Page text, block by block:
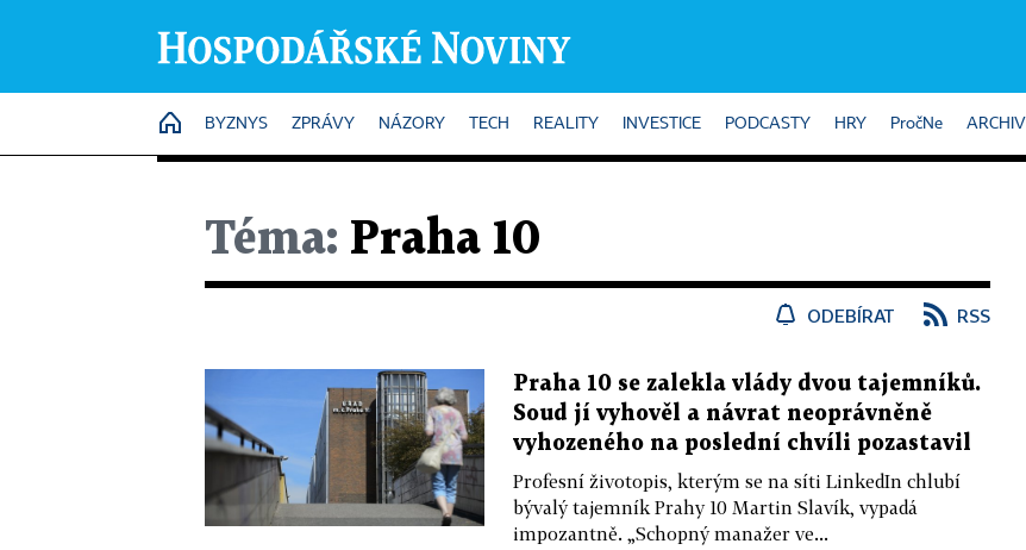
HOME
BYZNYS ZPRÁVY NÁZORY TECH REALITY INVESTICE PODCASTY HRY PročNe ARCHIV
Téma: Praha 10
ODEBÍRAT RSS
Praha 10 se zalekla vlády dvou tajemníků.
Soud jí vyhověl a návrat neoprávněně
vyhozeného na poslední chvíli pozastavil
Profesní životopis, kterým se na síti LinkedIn chlubí
bývalý tajemník Prahy 10 Martin Slavík, vypadá
impozantně. „Schopný manažer ve...